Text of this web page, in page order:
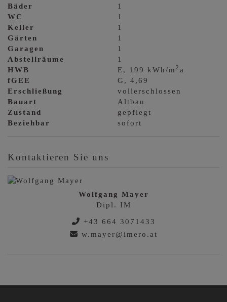
Bäder
1
WC
1
Keller
1
Gärten
1
Garagen
1
Abstellräume
1
HWB
E, 199 kWh/m2 a
fGEE
G, 4,69
Erschließung
vollerschlossen
Bauart
Altbau
Zustand
gepflegt
Beziehbar
sofort
Kontaktieren Sie uns
Wolfgang Mayer
Dipl. IM
+43 664 3071433
w.mayer@imero.at